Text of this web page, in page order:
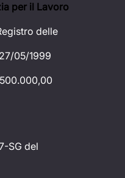
per il Lavoro
delle
05/1999
SG del